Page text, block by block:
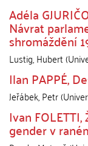
Adéla
Návrat
shromáždění
Lustig, Hubert(
Ilan PAPPÉ,
Jeřábek, Petr(
Ivan
gender v